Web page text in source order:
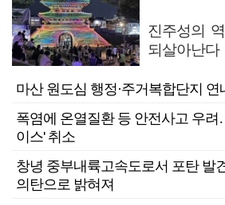
진주성의
되살아난다
마산 원도심 행정·주거복합단지 연
폭염에 온열질환 등 안전사고 우려
이스' 취소
창녕 중부내륙고속도로서 포탄 발
의탄으로 밝혀져